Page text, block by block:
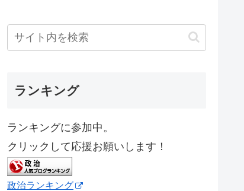
ランキング
ランキングに参加中。
クリックして応援お願いします！
政治ランキング